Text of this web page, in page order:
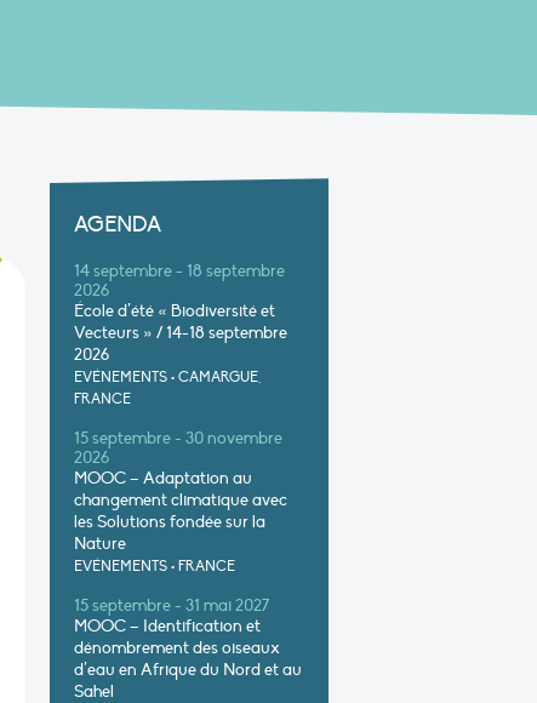
AGENDA
14 septembre - 18 septembre
2026
École d’été « Biodiversité et
Vecteurs » / 14-18 septembre
2026
EVÉNEMENTS • CAMARGUE,
FRANCE
15 septembre - 30 novembre
2026
MOOC – Adaptation au
changement climatique avec
les Solutions fondée sur la
Nature
EVÉNEMENTS • FRANCE
15 septembre - 31 mai 2027
MOOC – Identification et
dénombrement des oiseaux
d’eau en Afrique du Nord et au
Sahel